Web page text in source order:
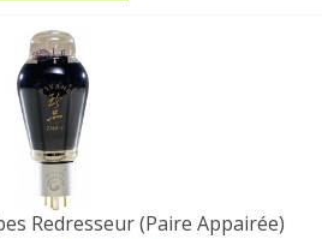
Redresseur (Paire Appairée)